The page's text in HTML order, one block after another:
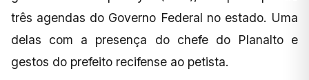
três agendas do Governo Federal no estado. Uma
delas com a presença do chefe do Planalto e
gestos do prefeito recifense ao petista.